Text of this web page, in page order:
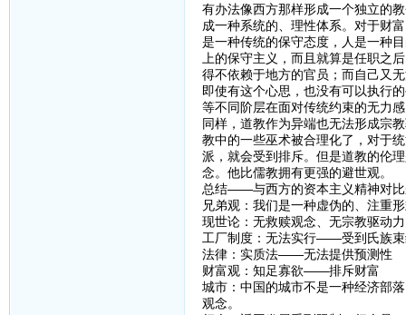
有办法像西方那样形成一个独立的
成一种系统的、理性体系。对于财
是一种传统的保守态度，人是一种
上的保守主义，而且就算是任职之
得不依赖于地方的官员；而自己又
即使有这个心思，也没有可以执行
等不同阶层在面对传统约束的无力
同样，道教作为异端也无法形成宗
教中的一些巫术被合理化了，对于
派，就会受到排斥。但是道教的伦
念。他比儒教拥有更强的避世观。
总结——与西方的资本主义精神对
兄弟观：我们是一种虚伪的、注重
现世论：无救赎观念、无宗教驱动力
工厂制度：无法实行——受到氏族
法律：实质法——无法提供预测性
财富观：知足寡欲——排斥财富
城市：中国的城市不是一种经济部
观念。